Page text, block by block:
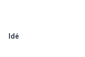
Idé